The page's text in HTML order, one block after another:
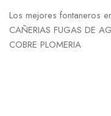
Los mejores fontaneros
CAÑERIAS FUGAS DE
COBRE PLOMERIA